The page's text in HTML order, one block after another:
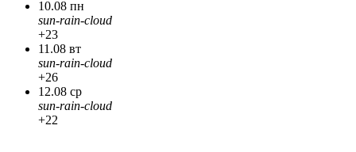
10.08 пн
sun-rain-cloud
+23
11.08 вт
sun-rain-cloud
+26
12.08 ср
sun-rain-cloud
+22